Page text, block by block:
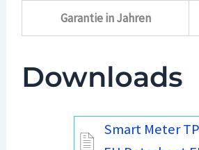
Garantie in Jahren
Downloads
Smart Meter